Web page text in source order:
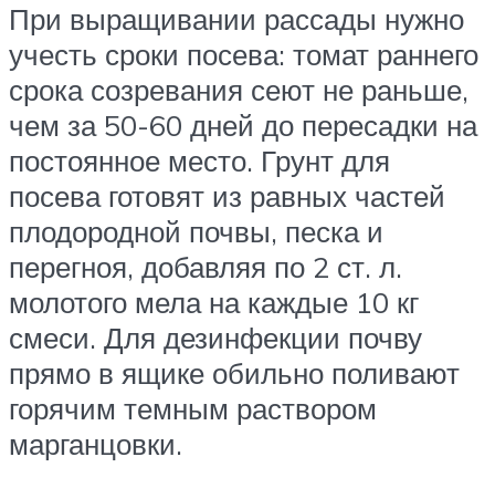
При выращивании рассады нужно
учесть сроки посева: томат раннего
срока созревания сеют не раньше,
чем за 50-60 дней до пересадки на
постоянное место. Грунт для
посева готовят из равных частей
плодородной почвы, песка и
перегноя, добавляя по 2 ст. л.
молотого мела на каждые 10 кг
смеси. Для дезинфекции почву
прямо в ящике обильно поливают
горячим темным раствором
марганцовки.